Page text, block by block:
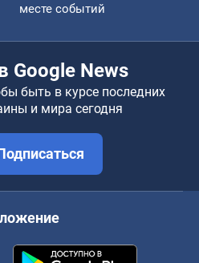
месте событий
Google News
быть в курсе последних
и мира сегодня